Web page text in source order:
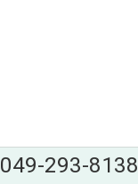
049-293-8138